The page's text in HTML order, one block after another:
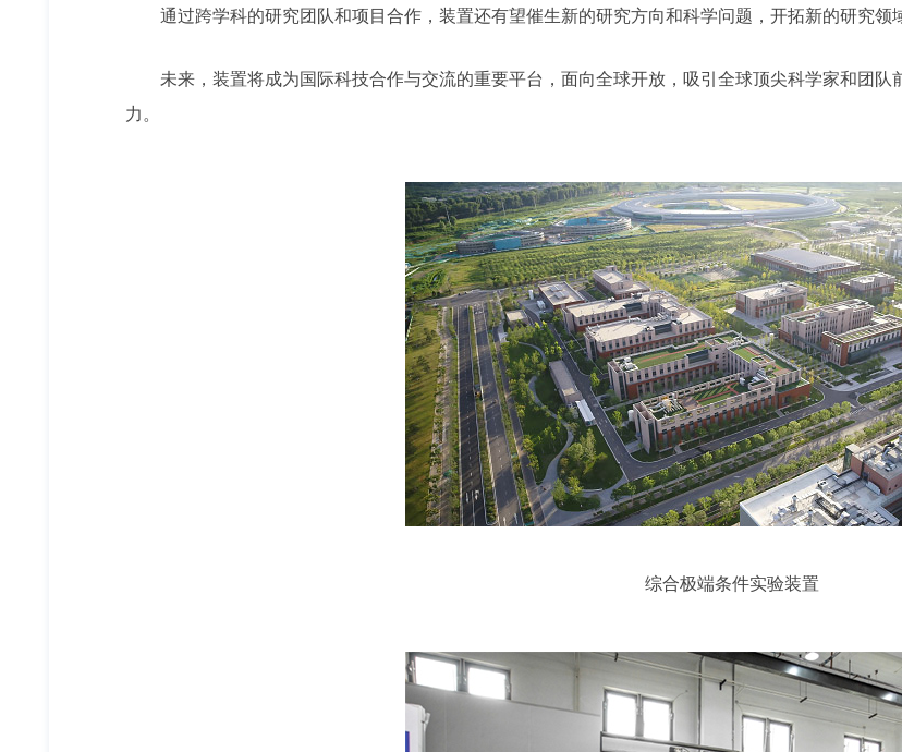
通过跨学科的研究团队和项目合作，装置还有望催生新的研究方向和科学问题，开拓新的研究领
未来，装置将成为国际科技合作与交流的重要平台，面向全球开放，吸引全球顶尖科学家和团
力。
综合极端条件实验装置